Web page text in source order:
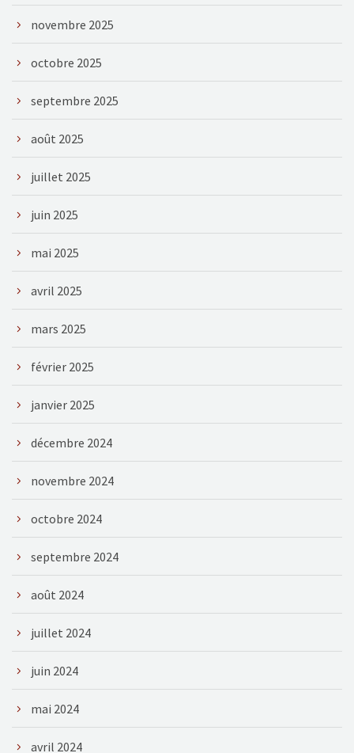
novembre 2025
octobre 2025
septembre 2025
août 2025
juillet 2025
juin 2025
mai 2025
avril 2025
mars 2025
février 2025
janvier 2025
décembre 2024
novembre 2024
octobre 2024
septembre 2024
août 2024
juillet 2024
juin 2024
mai 2024
avril 2024